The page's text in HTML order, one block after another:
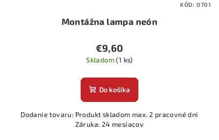
Montážna lampa neón
€9,60
Skladom(1 ks)
Do košíka
Dodanie tovaru: Produkt skladom max. 2 pracovné dni
Záruka: 24 mesiacov
KÓD: 0701